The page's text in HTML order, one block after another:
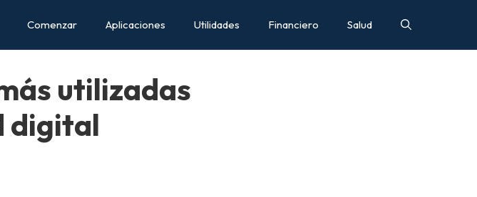
Comenzar Aplicaciones Utilidades Financiero Salud
utilizadas
digital